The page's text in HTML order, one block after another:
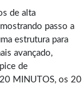
de alta
passo a
estrutura para
avançado,
de
MINUTOS, os 20